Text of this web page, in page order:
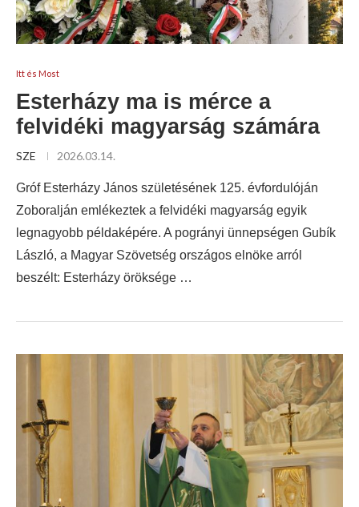
Itt és Most
Esterházy ma is mérce a
felvidéki magyarság számára
SZE 2026.03.14.
Gróf Esterházy János születésének 125. évfordulóján
Zoboralján emlékeztek a felvidéki magyarság egyik
legnagyobb példaképére. A pogrányi ünnepségen Gubík
László, a Magyar Szövetség országos elnöke arról
beszélt: Esterházy öröksége …